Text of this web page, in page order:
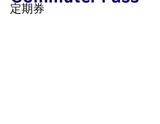
定期券